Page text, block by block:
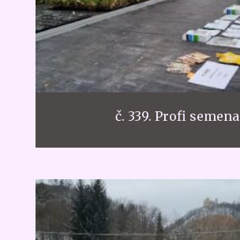
č. 339. Profi semena